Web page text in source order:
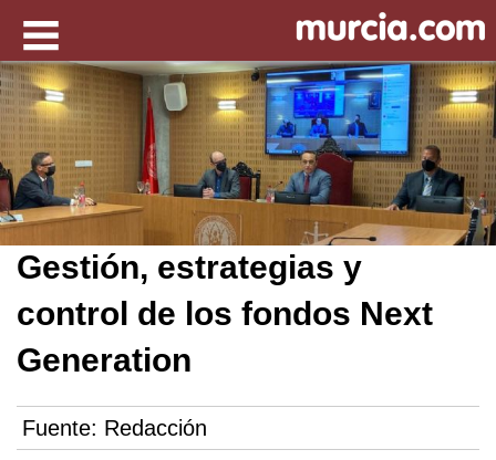
Gestión, estrategias y
control de los fondos Next
Generation
Fuente: Redacción